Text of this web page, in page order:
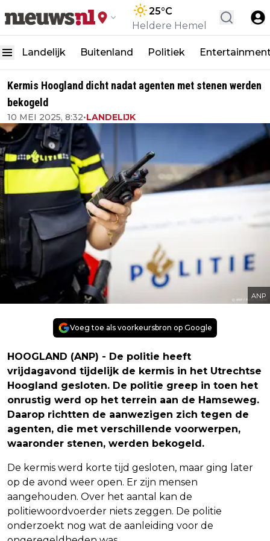
25°C
Heldere Hemel
Landelijk Buitenland Politiek
Kermis Hoogland dicht nadat agenten met stenen werden
bekogeld
10 MEI 2025, 8:32•LANDELIJK
ANP
Voeg toe als voorkeursbron op Google
HOOGLAND (ANP) - De politie heeft
vrijdagavond tijdelijk de kermis in het Utrechtse
Hoogland gesloten. De politie greep in toen het
onrustig werd op het terrein aan de Hamseweg.
Daarop richtten de aanwezigen zich tegen de
agenten, die met verschillende voorwerpen,
waaronder stenen, werden bekogeld.
De kermis werd korte tijd gesloten, maar ging later
op de avond weer open. Er zijn mensen
aangehouden. Over het aantal kan de
politiewoordvoerder niets zeggen. De politie
onderzoekt nog wat de aanleiding voor de